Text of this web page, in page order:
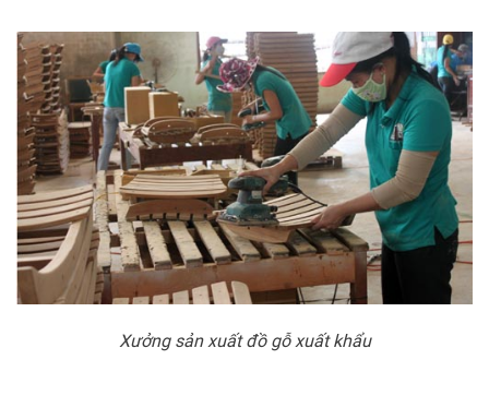
Xưởng sản xuất đồ gỗ xuất khẩu